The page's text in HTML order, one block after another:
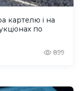
картелю і на
по
899